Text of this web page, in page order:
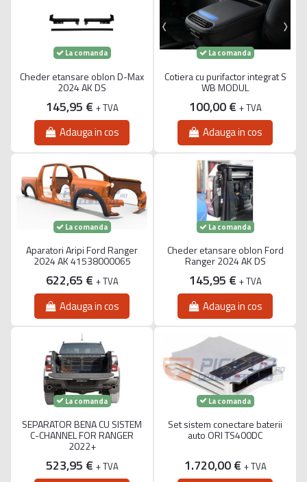
La comanda
Cheder etansare oblon D-Max
2024 AK DS
145,95 € + TVA
Adauga in cos
La comanda
Cotiera cu purifactor integrat S
WB MODUL
100,00 € + TVA
Adauga in cos
La comanda
Aparatori Aripi Ford Ranger
2024 AK 41538000065
622,65 € + TVA
Adauga in cos
La comanda
Cheder etansare oblon Ford
Ranger 2024 AK DS
145,95 € + TVA
Adauga in cos
La comanda
SEPARATOR BENA CU SISTEM
C-CHANNEL FOR RANGER
2022+
523,95 € + TVA
La comanda
Set sistem conectare baterii
auto ORI TS400DC
1.720,00 € + TVA